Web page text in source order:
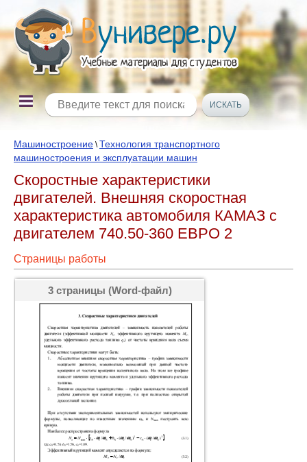
Машиностроение \Технология транспортного
машиностроения и эксплуатации машин
Скоростные характеристики
двигателей. Внешняя скоростная
характеристика автомобиля КАМАЗ с
двигателем 740.50-360 ЕВРО 2
Страницы работы
3 страницы (Word-файл)